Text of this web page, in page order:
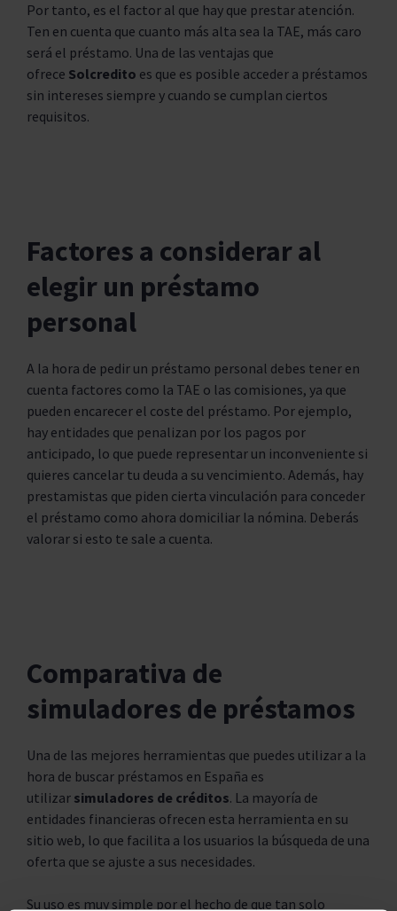
Por tanto, es el factor al que hay que prestar atención.
Ten en cuenta que cuanto más alta sea la TAE, más caro
será el préstamo. Una de las ventajas que
ofrece Solcredito es que es posible acceder a préstamos
sin intereses siempre y cuando se cumplan ciertos
requisitos.
Factores a considerar al
elegir un préstamo
personal
A la hora de pedir un préstamo personal debes tener en
cuenta factores como la TAE o las comisiones, ya que
pueden encarecer el coste del préstamo. Por ejemplo,
hay entidades que penalizan por los pagos por
anticipado, lo que puede representar un inconveniente si
quieres cancelar tu deuda a su vencimiento. Además, hay
prestamistas que piden cierta vinculación para conceder
el préstamo como ahora domiciliar la nómina. Deberás
valorar si esto te sale a cuenta.
Comparativa de
simuladores de préstamos
Una de las mejores herramientas que puedes utilizar a la
hora de buscar préstamos en España es
utilizar simuladores de créditos. La mayoría de
entidades financieras ofrecen esta herramienta en su
sitio web, lo que facilita a los usuarios la búsqueda de una
oferta que se ajuste a sus necesidades.
Su uso es muy simple por el hecho de que tan solo